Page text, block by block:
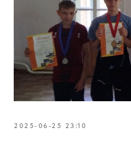
2025-06-25 23:10